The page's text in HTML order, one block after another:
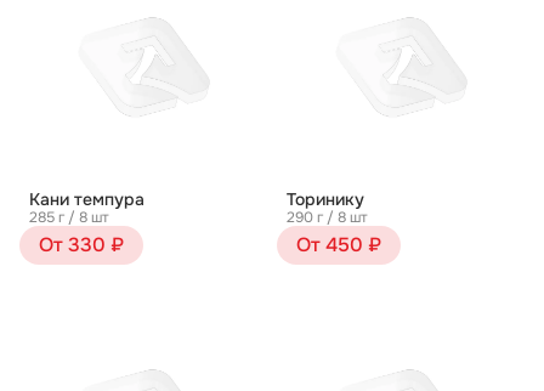
Кани темпура
285 г / 8 шт
От 330 ₽
Торинику
290 г / 8 шт
От 450 ₽